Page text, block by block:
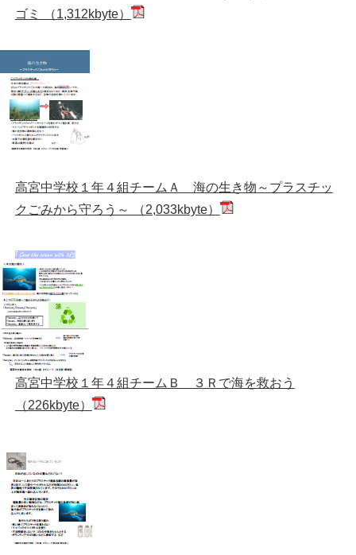
ゴミ （1,312kbyte）
高宮中学校１年４組チームＡ 海の生き物～プラスチッ
クごみから守ろう～ （2,033kbyte）
高宮中学校１年４組チームＢ ３Ｒで海を救おう
（226kbyte）